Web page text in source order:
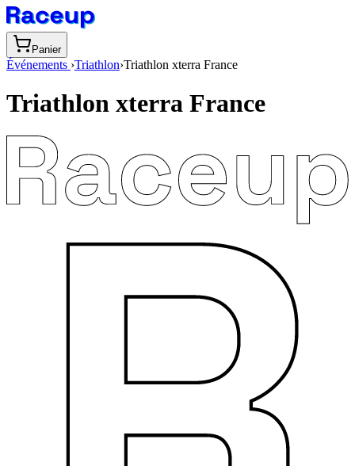
Panier
Événements ›Triathlon›Triathlon xterra France
Triathlon xterra France